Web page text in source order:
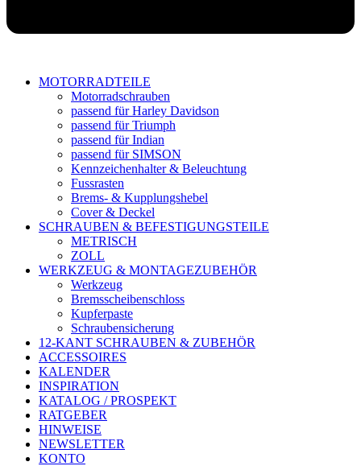
MOTORRADTEILE
Motorradschrauben
passend für Harley Davidson
passend für Triumph
passend für Indian
passend für SIMSON
Kennzeichenhalter & Beleuchtung
Fussrasten
Brems- & Kupplungshebel
Cover & Deckel
SCHRAUBEN & BEFESTIGUNGSTEILE
METRISCH
ZOLL
WERKZEUG & MONTAGEZUBEHÖR
Werkzeug
Bremsscheibenschloss
Kupferpaste
Schraubensicherung
12-KANT SCHRAUBEN & ZUBEHÖR
ACCESSOIRES
KALENDER
INSPIRATION
KATALOG / PROSPEKT
RATGEBER
HINWEISE
NEWSLETTER
KONTO